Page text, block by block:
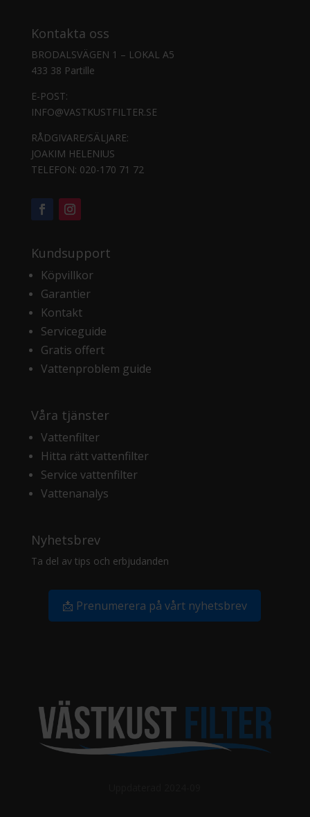
Kontakta oss
BRODALSVÄGEN 1 – LOKAL A5
433 38 Partille
E-POST:
INFO@VASTKUSTFILTER.SE
RÅDGIVARE/SÄLJARE:
JOAKIM HELENIUS
TELEFON: 020-170 71 72
Kundsupport
Köpvillkor
Garantier
Kontakt
Serviceguide
Gratis offert
Vattenproblem guide
Våra tjänster
Vattenfilter
Hitta rätt vattenfilter
Service vattenfilter
Vattenanalys
Nyhetsbrev
Ta del av tips och erbjudanden
📩 Prenumerera på vårt nyhetsbrev